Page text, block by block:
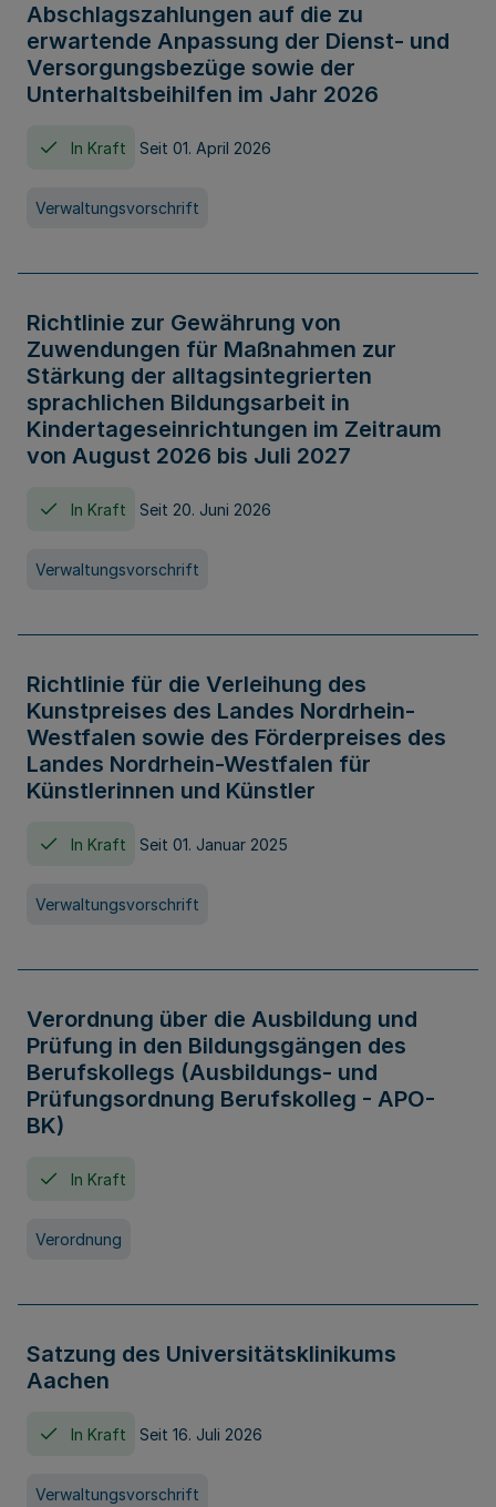
Abschlagszahlungen auf die zu
erwartende Anpassung der Dienst- und
Versorgungsbezüge sowie der
Unterhaltsbeihilfen im Jahr 2026
In Kraft Seit 01. April 2026
Verwaltungsvorschrift
Richtlinie zur Gewährung von
Zuwendungen für Maßnahmen zur
Stärkung der alltagsintegrierten
sprachlichen Bildungsarbeit in
Kindertageseinrichtungen im Zeitraum
von August 2026 bis Juli 2027
In Kraft Seit 20. Juni 2026
Verwaltungsvorschrift
Richtlinie für die Verleihung des
Kunstpreises des Landes Nordrhein-
Westfalen sowie des Förderpreises des
Landes Nordrhein-Westfalen für
Künstlerinnen und Künstler
In Kraft Seit 01. Januar 2025
Verwaltungsvorschrift
Verordnung über die Ausbildung und
Prüfung in den Bildungsgängen des
Berufskollegs (Ausbildungs- und
Prüfungsordnung Berufskolleg - APO-
BK)
In Kraft
Verordnung
Satzung des Universitätsklinikums
Aachen
In Kraft Seit 16. Juli 2026
Verwaltungsvorschrift